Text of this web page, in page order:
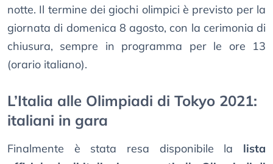
notte. Il termine dei giochi olimpici è previsto per la
giornata di domenica 8 agosto, con la cerimonia di
chiusura, sempre in programma per le ore 13
(orario italiano).
L’Italia alle Olimpiadi di Tokyo 2021:
italiani in gara
Finalmente è stata resa disponibile la lista